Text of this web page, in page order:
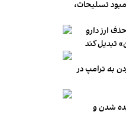
تسلیحات،
ارز دارو
به ترامپ در
شدن و